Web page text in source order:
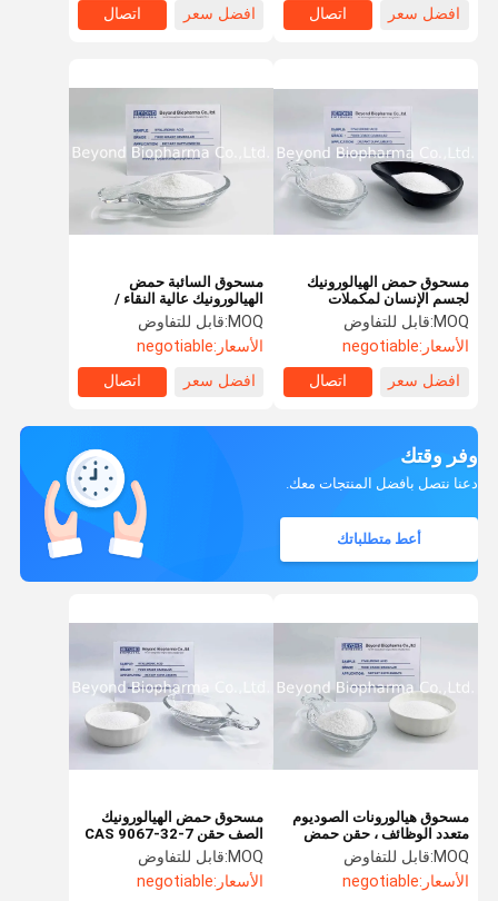
افضل سعر
اتصال
افضل سعر
اتصال
مسحوق السائبة حمض
الهيالورونيك عالية النقاء /
مسحوق هيالورونات الصوديوم
MOQ: قابل للتفاوض
الأسعار:negotiable
افضل سعر
اتصال
مسحوق حمض الهيالورونيك
لجسم الإنسان لمكملات
تحسين البشرة
MOQ: قابل للتفاوض
الأسعار:negotiable
افضل سعر
اتصال
وفر وقتك
دعنا نتصل بأفضل المنتجات معك.
أعط متطلباتك
مسحوق هيالورونات الصوديوم
متعدد الوظائف ، حقن حمض
الهيالورونيك
MOQ: قابل للتفاوض
الأسعار:negotiable
مسحوق حمض الهيالورونيك
الصف حقن CAS 9067-32-7
EU GMP Standard
MOQ: قابل للتفاوض
الأسعار:negotiable